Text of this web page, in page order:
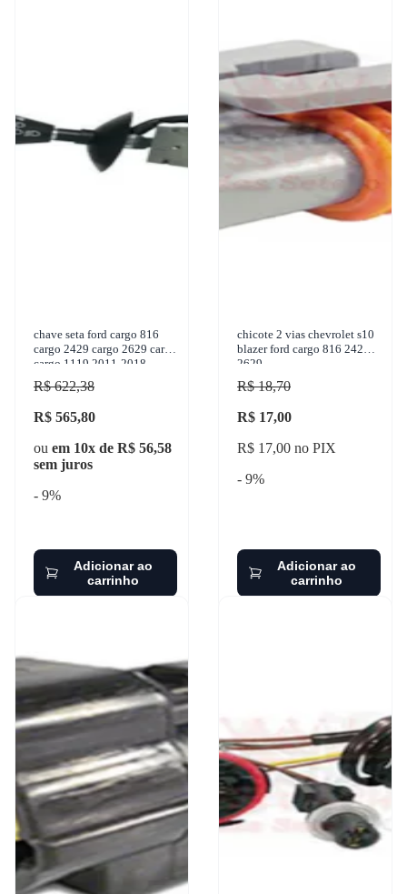
chave seta ford cargo 816
cargo 2429 cargo 2629 cargo
cargo 1119 2011-2018
marilia - im12320
R$ 622,38
R$ 565,80
ou em 10x de R$ 56,58
sem juros
- 9%
Adicionar ao
carrinho
chicote 2 vias chevrolet s10
blazer ford cargo 816 2429
2629
R$ 18,70
R$ 17,00
R$ 17,00 no PIX
- 9%
Adicionar ao
carrinho